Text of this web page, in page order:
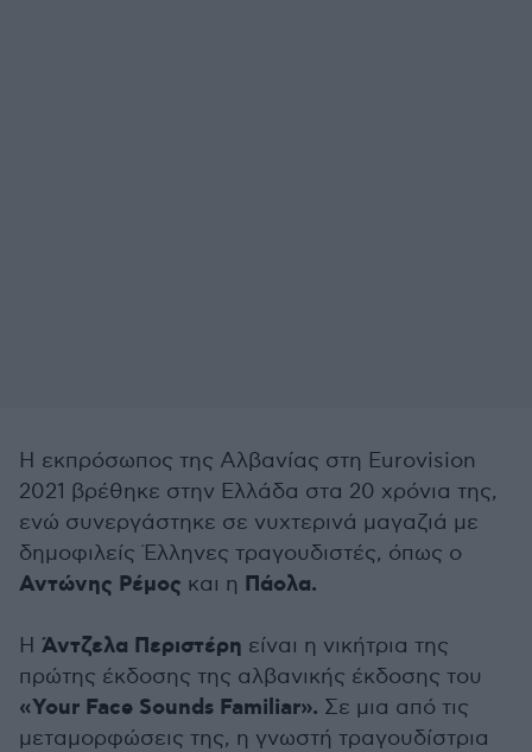
Η εκπρόσωπος της Αλβανίας στη Eurovision
2021 βρέθηκε στην Ελλάδα στα 20 χρόνια της,
ενώ συνεργάστηκε σε νυχτερινά μαγαζιά με
δημοφιλείς Έλληνες τραγουδιστές, όπως ο
Αντώνης Ρέμος και η Πάολα.
Η Άντζελα Περιστέρη είναι η νικήτρια της
πρώτης έκδοσης της αλβανικής έκδοσης του
«Your Face Sounds Familiar». Σε μια από τις
μεταμορφώσεις της, η γνωστή τραγουδίστρια